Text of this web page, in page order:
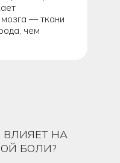
мозга — ткани
чем
НА
БОЛИ?